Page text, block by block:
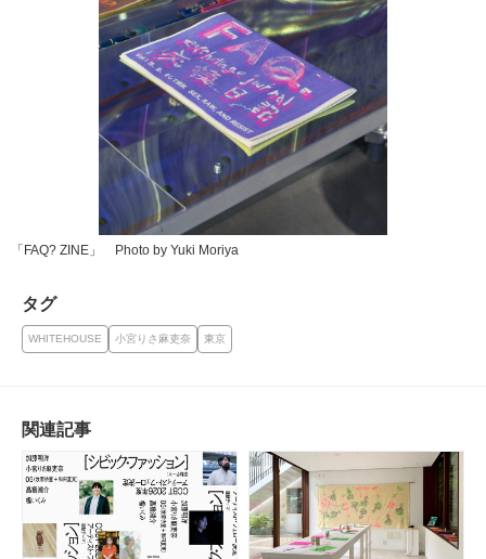
「FAQ? ZINE」 Photo by Yuki Moriya
タグ
WHITEHOUSE 小宮りさ麻吏奈 東京
関連記事